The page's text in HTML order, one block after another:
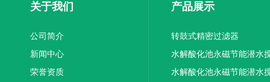
关于我们
公司简介
新闻中心
荣誉资质
产品展示
转鼓式精密过滤器
水解酸化池永磁节能潜水
机厂家供应
水解酸化池永磁节能潜水